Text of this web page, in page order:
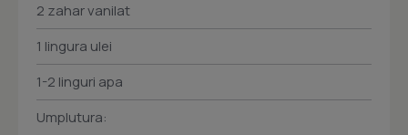
2 zahar vanilat
1 lingura ulei
1-2 linguri apa
Umplutura: